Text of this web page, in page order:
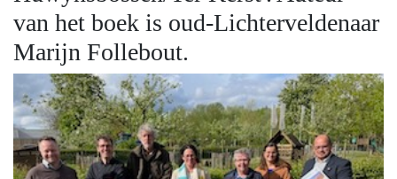
van het boek is oud-Lichterveldenaar
Marijn Follebout.